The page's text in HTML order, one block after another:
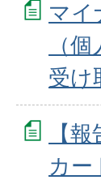
マイ
（
受け
【
カー